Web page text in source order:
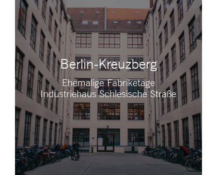
Berlin-Kreuzberg
Ehemalige Fabriketage
Industriehaus Schlesische Straße